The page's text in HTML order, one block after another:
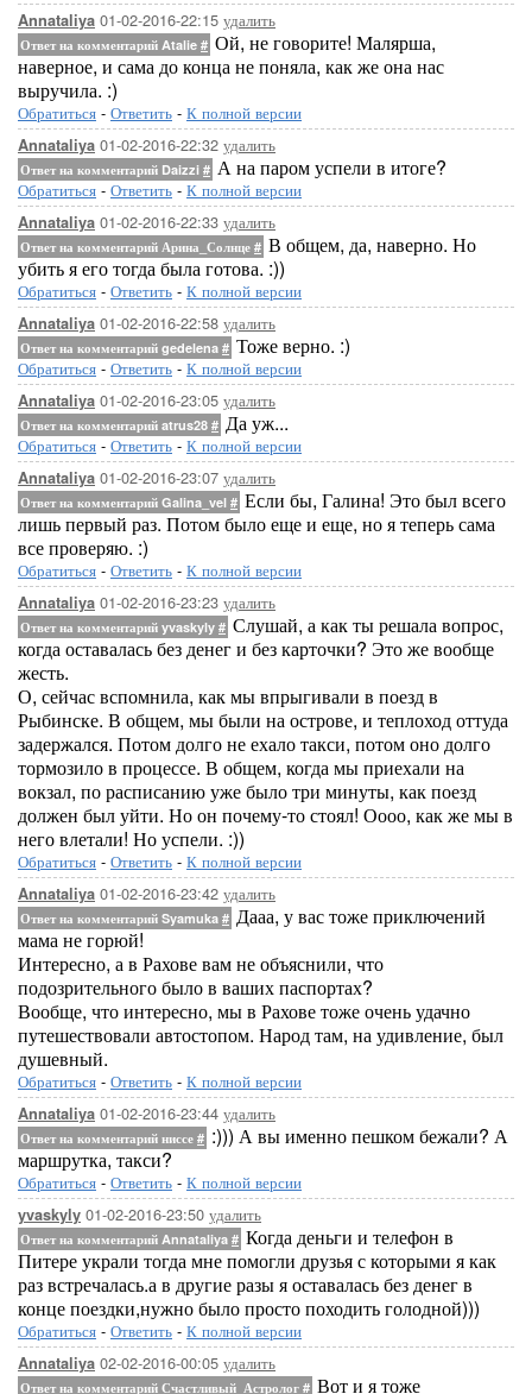
Annataliya 01-02-2016-22:15 удалить
Ответ на комментарий Atalie # Ой, не говорите! Малярша,
наверное, и сама до конца не поняла, как же она нас
выручила. :)
Обратиться - Ответить - К полной версии
Annataliya 01-02-2016-22:32 удалить
Ответ на комментарий Daizzi # А на паром успели в итоге?
Обратиться - Ответить - К полной версии
Annataliya 01-02-2016-22:33 удалить
Ответ на комментарий Арина_Солнце # В общем, да, наверно. Но
убить я его тогда была готова. :))
Обратиться - Ответить - К полной версии
Annataliya 01-02-2016-22:58 удалить
Ответ на комментарий gedelena # Тоже верно. :)
Обратиться - Ответить - К полной версии
Annataliya 01-02-2016-23:05 удалить
Ответ на комментарий atrus28 # Да уж...
Обратиться - Ответить - К полной версии
Annataliya 01-02-2016-23:07 удалить
Ответ на комментарий Galina_vel # Если бы, Галина! Это был всего
лишь первый раз. Потом было еще и еще, но я теперь сама
все проверяю. :)
Обратиться - Ответить - К полной версии
Annataliya 01-02-2016-23:23 удалить
Ответ на комментарий yvaskyly # Слушай, а как ты решала вопрос,
когда оставалась без денег и без карточки? Это же вообще
жесть.
О, сейчас вспомнила, как мы впрыгивали в поезд в
Рыбинске. В общем, мы были на острове, и теплоход оттуда
задержался. Потом долго не ехало такси, потом оно долго
тормозило в процессе. В общем, когда мы приехали на
вокзал, по расписанию уже было три минуты, как поезд
должен был уйти. Но он почему-то стоял! Оооо, как же мы в
него влетали! Но успели. :))
Обратиться - Ответить - К полной версии
Annataliya 01-02-2016-23:42 удалить
Ответ на комментарий Syamuka # Дааа, у вас тоже приключений
мама не горюй!
Интересно, а в Рахове вам не объяснили, что
подозрительного было в ваших паспортах?
Вообще, что интересно, мы в Рахове тоже очень удачно
путешествовали автостопом. Народ там, на удивление, был
душевный.
Обратиться - Ответить - К полной версии
Annataliya 01-02-2016-23:44 удалить
Ответ на комментарий ниссе # :))) А вы именно пешком бежали? А
маршрутка, такси?
Обратиться - Ответить - К полной версии
yvaskyly 01-02-2016-23:50 удалить
Ответ на комментарий Annataliya # Когда деньги и телефон в
Питере украли тогда мне помогли друзья с которыми я как
раз встречалась.а в другие разы я оставалась без денег в
конце поездки,нужно было просто походить голодной)))
Обратиться - Ответить - К полной версии
Annataliya 02-02-2016-00:05 удалить
Ответ на комментарий Счастливый_Астролог # Вот и я тоже